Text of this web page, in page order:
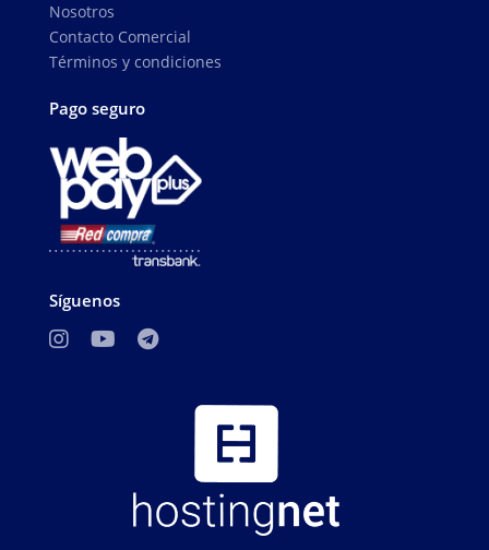
Nosotros
Contacto Comercial
Términos y condiciones
Pago seguro
Síguenos